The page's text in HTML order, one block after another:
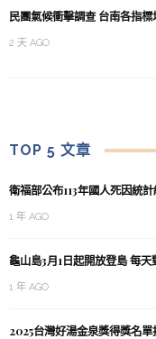
民團氣候衝擊調查 台南各指標
2 天 AGO
TOP 5 文章
衛福部公布113年國人死因統
1 年 AGO
龜山島3月1日起開放登島 每
1 年 AGO
2025台灣好湯金泉獎得獎名